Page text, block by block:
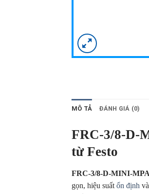
MÔ TẢ ĐÁNH GIÁ (0)
FRC-3/8-D-
từ Festo
FRC-3/8-D-MINI-MPA
gọn, hiệu suất ổn định